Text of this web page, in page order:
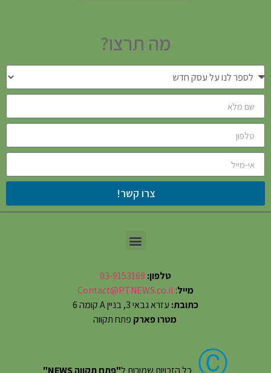
מה תרצו?
צרו קשר!
טלפון: 03-9153169
מייל:
Contact@PTNEWS.co.il
כתובת: עזרא גבאי 3, בניין A קומה 6
מטרו פארק פתח תקווה
Ⓒ